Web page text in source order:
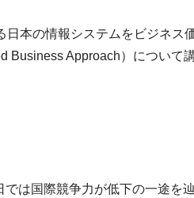
本の情報システムをビジネス
Approach）について
は国際競争力が低下の一途を